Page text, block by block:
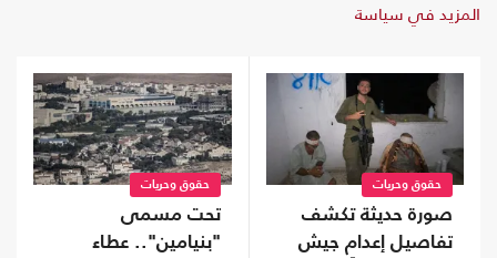
المزيد في سياسة
حقوق وحريات
صورة حديثة تكشف
تفاصيل إعدام جيش
حقوق وحريات
تحت مسمى
"بنيامين".. عطاء